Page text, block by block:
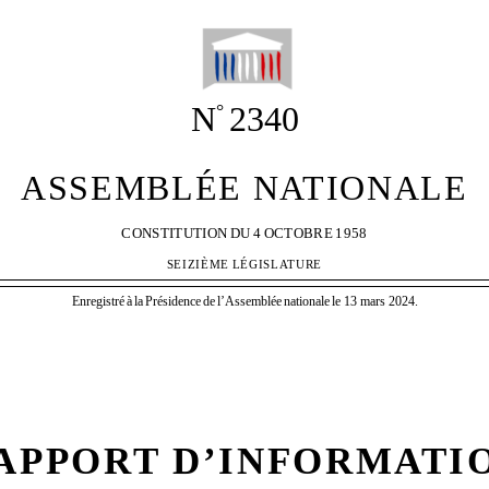
N° 2340
ASSEMBLÉE NATIONALE
CONSTITUTION DU 4 OCTOBRE 1958
SEIZIÈME LÉGISLATURE
EnregistréàlaPrésidencedel’Assembléenationalele 13 mars 2024.